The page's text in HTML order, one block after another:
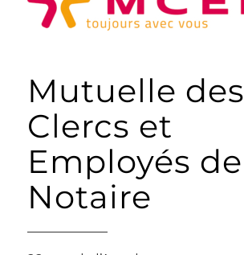
Mutuelle des
Clercs et
Employés de
Notaire